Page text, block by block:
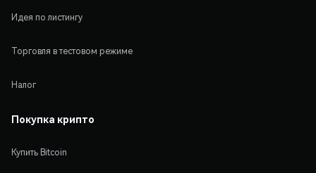
Идея по листингу
Торговля в тестовом режиме
Налог
Покупка крипто
Купить Bitcoin